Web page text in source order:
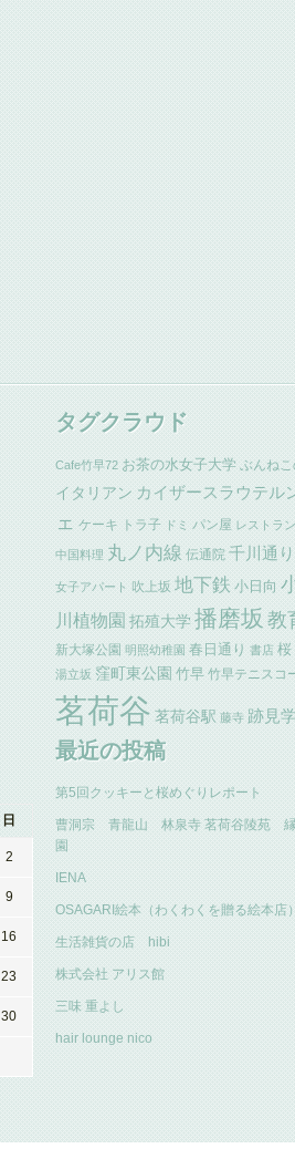
タグクラウド
Cafe竹早72 お茶の水女子大学 ぶんねこ
イタリアン カイザースラウテル
ェ ケーキ トラ子 ドミ パン屋 レストラン
中国料理 丸ノ内線 伝通院 千川通り
女子アパート 吹上坂 地下鉄 小日向
川植物園 拓殖大学 播磨坂 教
新大塚公園 明照幼稚園 春日通り 書店 桜
湯立坂 窪町東公園 竹早 竹早テニスコ
茗荷谷 茗荷谷駅 藤寺 跡見
日
2
9
16
23
30
最近の投稿
第5回クッキーと桜めぐりレポート
曹洞宗 青龍山 林泉寺 茗荷谷陵苑 縁
園
IENA
OSAGARI絵本（わくわくを贈る絵本店）
生活雑貨の店 hibi
株式会社 アリス館
三味 重よし
hair lounge nico